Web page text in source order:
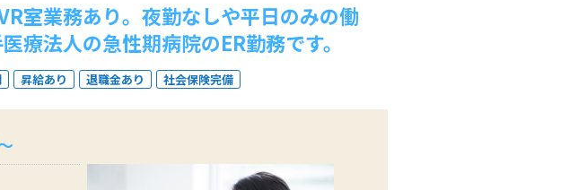
室業務あり。夜勤なしや平日のみの働
療法人の急性期病院のER勤務です。
昇給あり 退職金あり 社会保険完備